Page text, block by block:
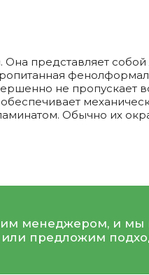
представляет
не
Обычно их
менеджером, и мы
предложим